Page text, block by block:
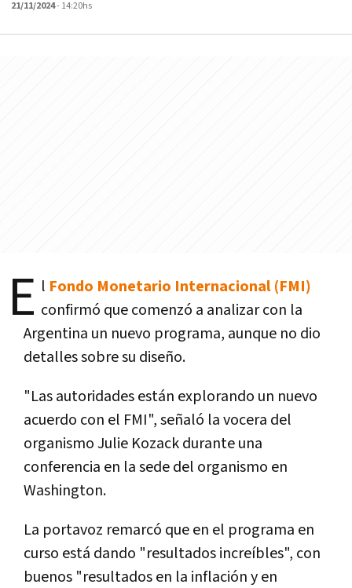
21/11/2024- 14:20hs
E l Fondo Monetario Internacional (FMI)
confirmó que comenzó a analizar con la
Argentina un nuevo programa, aunque no dio
detalles sobre su diseño.
"Las autoridades están explorando un nuevo
acuerdo con el FMI", señaló la vocera del
organismo Julie Kozack durante una
conferencia en la sede del organismo en
Washington.
La portavoz remarcó que en el programa en
curso está dando "resultados increíbles", con
buenos "resultados en la inflación y en